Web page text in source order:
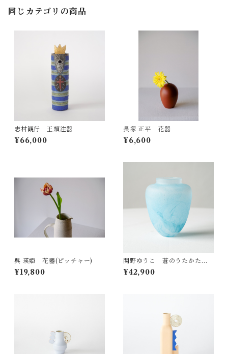
同じカテゴリの商品
志村観行 王頭注器
¥66,000
長塚 正平 花器
¥6,600
呉 瑛姫 花器(ピッチャー)
¥19,800
関野ゆうこ 蒼のうたかた花
器
¥42,900